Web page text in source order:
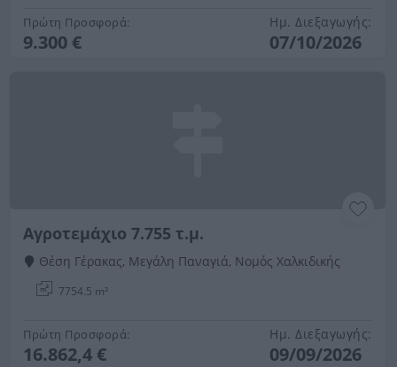
Πρώτη Προσφορά:
9.300 €
Ημ. Διεξαγωγής:
07/10/2026
Αγροτεμάχιο 7.755 τ.μ.
Θέση Γέρακας, Μεγάλη Παναγιά, Νομός Χαλκιδικής
7754.5 m²
Πρώτη Προσφορά:
16.862,4 €
Ημ. Διεξαγωγής:
09/09/2026